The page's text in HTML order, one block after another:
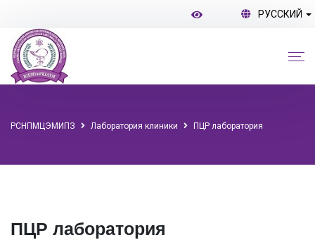
РУССКИЙ
РСНПМЦЭМИПЗ Лаборатория клиники ПЦР лаборатория
ПЦР лаборатория